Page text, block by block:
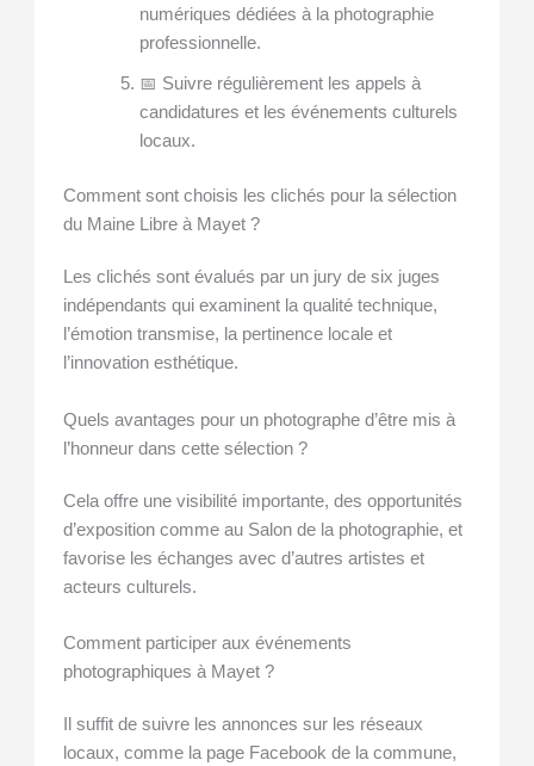
numériques dédiées à la photographie
professionnelle.
📅 Suivre régulièrement les appels à
candidatures et les événements culturels
locaux.
Comment sont choisis les clichés pour la sélection
du Maine Libre à Mayet ?
Les clichés sont évalués par un jury de six juges
indépendants qui examinent la qualité technique,
l’émotion transmise, la pertinence locale et
l’innovation esthétique.
Quels avantages pour un photographe d’être mis à
l’honneur dans cette sélection ?
Cela offre une visibilité importante, des opportunités
d’exposition comme au Salon de la photographie, et
favorise les échanges avec d’autres artistes et
acteurs culturels.
Comment participer aux événements
photographiques à Mayet ?
Il suffit de suivre les annonces sur les réseaux
locaux, comme la page Facebook de la commune,